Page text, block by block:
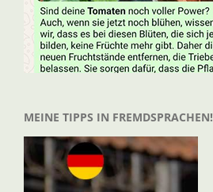
MEINE TIPPS IN FREMDSPRACHEN!